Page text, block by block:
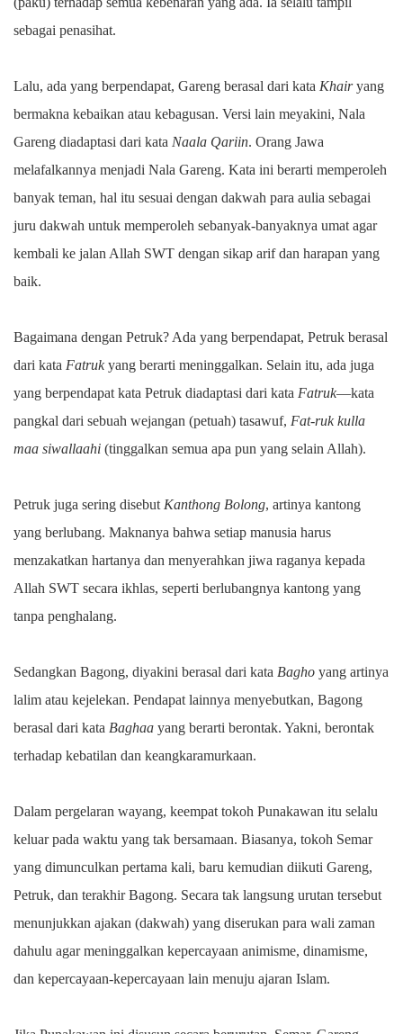
sebagai penasihat.
Lalu, ada yang berpendapat, Gareng berasal dari kata Khairyang
bermakna kebaikan atau kebagusan. Versi lain meyakini, Nala
Gareng diadaptasi dari kata Naala Qariin. Orang Jawa
melafalkannya menjadi Nala Gareng. Kata ini berarti memperoleh
banyak teman, hal itu sesuai dengan dakwah para aulia sebagai
juru dakwah untuk memperoleh sebanyak-banyaknya umat agar
kembali ke jalan Allah SWT dengan sikap arif dan harapan yang
baik.
Bagaimana dengan Petruk? Ada yang berpendapat, Petruk berasal
dari kata Fatrukyang berarti meninggalkan. Selain itu, ada juga
yang berpendapat kata Petruk diadaptasi dari kata Fatruk—kata
pangkal dari sebuah wejangan (petuah) tasawuf, Fat-ruk kulla
maa siwallaahi (tinggalkan semua apa pun yang selain Allah).
Petruk juga sering disebut Kanthong Bolong, artinya kantong
yang berlubang. Maknanya bahwa setiap manusia harus
menzakatkan hartanya dan menyerahkan jiwa raganya kepada
Allah SWT secara ikhlas, seperti berlubangnya kantong yang
tanpa penghalang.
Sedangkan Bagong, diyakini berasal dari kata Bagho yang artinya
lalim atau kejelekan. Pendapat lainnya menyebutkan, Bagong
berasal dari kata Baghaa yang berarti berontak. Yakni, berontak
terhadap kebatilan dan keangkaramurkaan.
Dalam pergelaran wayang, keempat tokoh Punakawan itu selalu
keluar pada waktu yang tak bersamaan. Biasanya, tokoh Semar
yang dimunculkan pertama kali, baru kemudian diikuti Gareng,
Petruk, dan terakhir Bagong. Secara tak langsung urutan tersebut
menunjukkan ajakan (dakwah) yang diserukan para wali zaman
dahulu agar meninggalkan kepercayaan animisme, dinamisme,
dan kepercayaan-kepercayaan lain menuju ajaran Islam.